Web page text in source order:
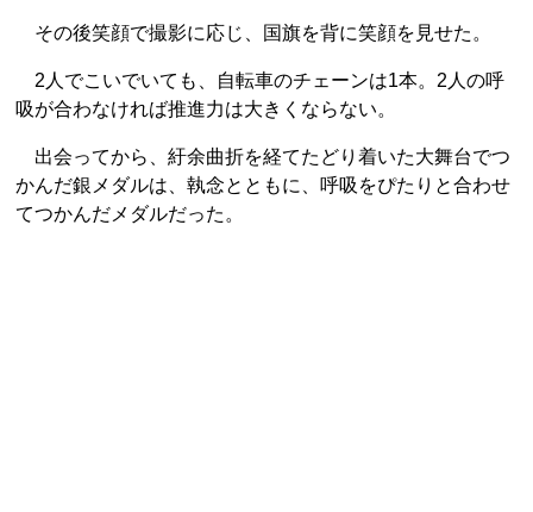
その後笑顔で撮影に応じ、国旗を背に笑顔を見せた。
2人でこいでいても、自転車のチェーンは1本。2人の呼
吸が合わなければ推進力は大きくならない。
出会ってから、紆余曲折を経てたどり着いた大舞台でつ
かんだ銀メダルは、執念とともに、呼吸をぴたりと合わせ
てつかんだメダルだった。